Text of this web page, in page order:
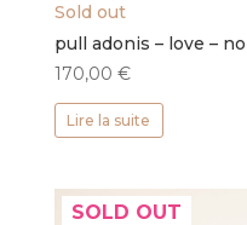
Sold out
pull adonis – love –
170,00 €
Lire la suite
SOLD OUT